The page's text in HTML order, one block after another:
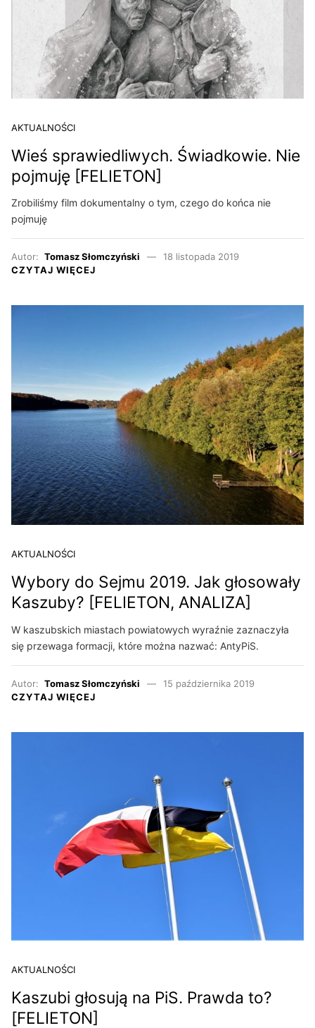
AKTUALNOŚCI
Wieś sprawiedliwych. Świadkowie. Nie
pojmuję [FELIETON]
Zrobiliśmy film dokumentalny o tym, czego do końca nie
pojmuję
Autor: Tomasz Słomczyński
18 listopada 2019
CZYTAJ WIĘCEJ
AKTUALNOŚCI
Wybory do Sejmu 2019. Jak głosowały
Kaszuby? [FELIETON, ANALIZA]
W kaszubskich miastach powiatowych wyraźnie zaznaczyła
się przewaga formacji, które można nazwać: AntyPiS.
Autor: Tomasz Słomczyński
15 października 2019
CZYTAJ WIĘCEJ
AKTUALNOŚCI
Kaszubi głosują na PiS. Prawda to?
[FELIETON]